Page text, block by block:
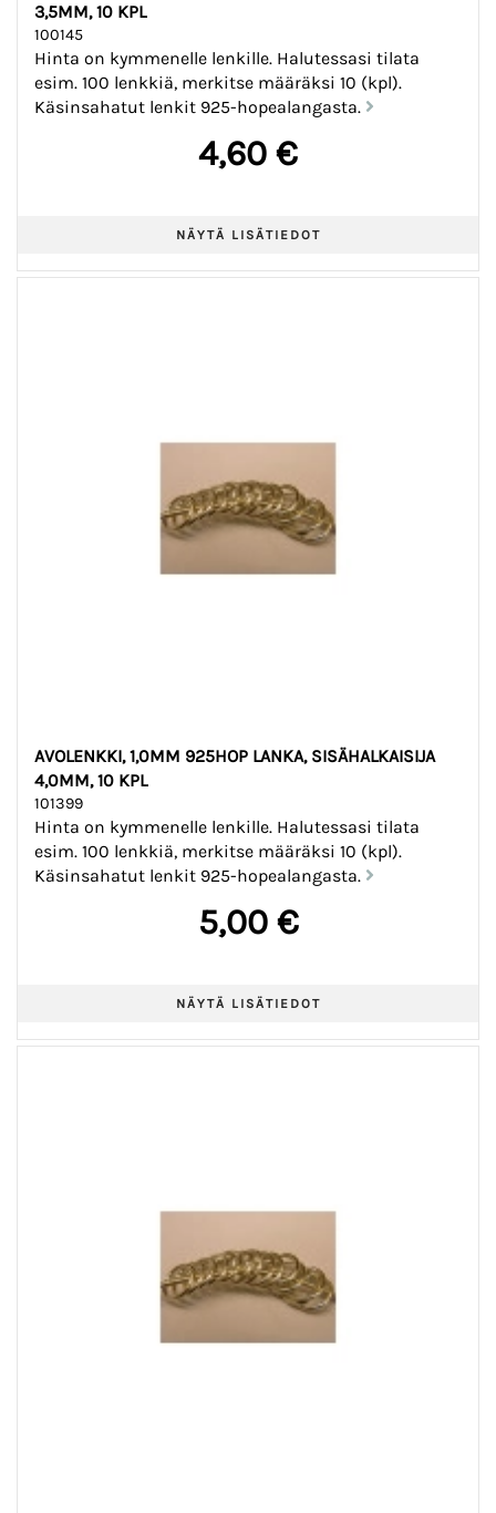
3,5MM, 10 KPL
100145
Hinta on kymmenelle lenkille. Halutessasi tilata
esim. 100 lenkkiä, merkitse määräksi 10 (kpl).
Käsinsahatut lenkit 925-hopealangasta.
4,60 €
AVOLENKKI, 1,0MM 925HOP LANKA, SISÄHALKAISIJA
4,0MM, 10 KPL
101399
Hinta on kymmenelle lenkille. Halutessasi tilata
esim. 100 lenkkiä, merkitse määräksi 10 (kpl).
Käsinsahatut lenkit 925-hopealangasta.
5,00 €